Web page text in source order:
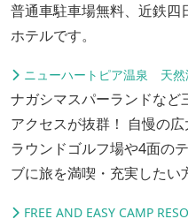
普通車駐車場無料、近鉄
ホテルです。
ニューハートピア温泉 天然
ナガシマスパーランドな
アクセスが抜群！ 自慢の
ラウンドゴルフ場や4面の
ブに旅を満喫・充実したい
FREE AND EASY CAMP